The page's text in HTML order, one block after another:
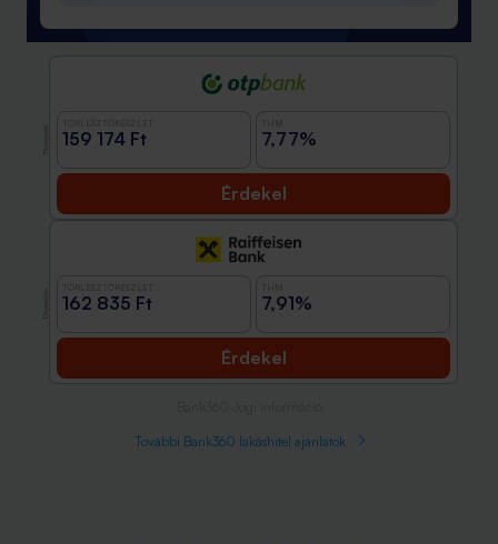
159 174 Ft 7,77%
Érdekel
162 835 Ft 7,91%
Érdekel
További Bank360 lakáshitel ajánlatok